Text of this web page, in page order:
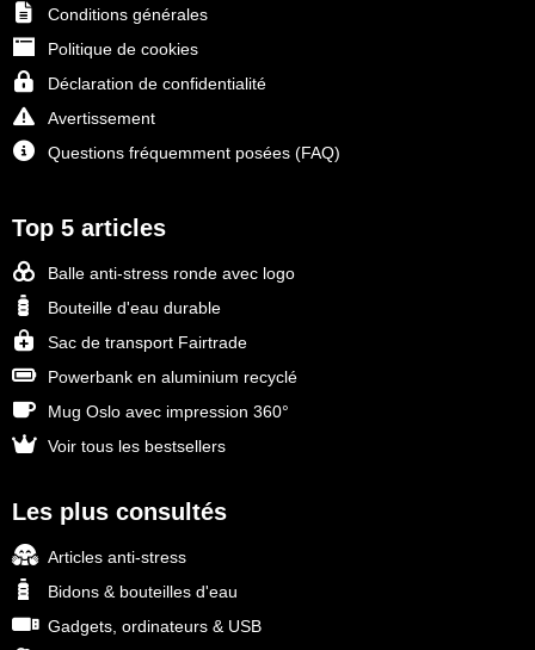
Conditions générales
Politique de cookies
Déclaration de confidentialité
Avertissement
Questions fréquemment posées (FAQ)
Top 5 articles
Balle anti-stress ronde avec logo
Bouteille d'eau durable
Sac de transport Fairtrade
Powerbank en aluminium recyclé
Mug Oslo avec impression 360°
Voir tous les bestsellers
Les plus consultés
Articles anti-stress
Bidons & bouteilles d'eau
Gadgets, ordinateurs & USB